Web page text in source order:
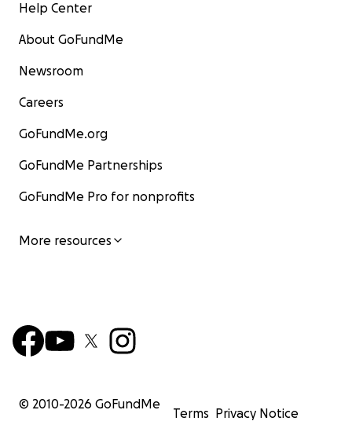
Help Center
About GoFundMe
Newsroom
Careers
GoFundMe.org
GoFundMe Partnerships
GoFundMe Pro for nonprofits
More resources
© 2010-2026 GoFundMe
Terms Privacy Notice